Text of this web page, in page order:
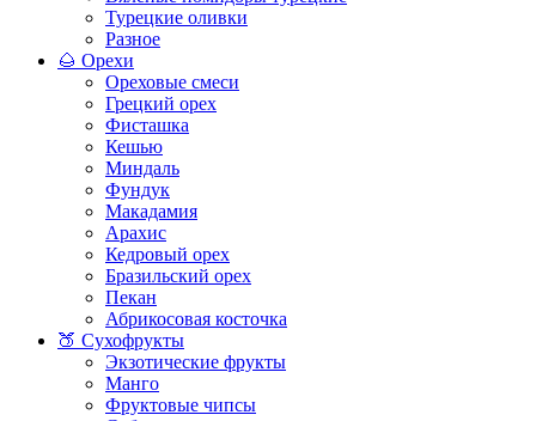
Турецкие оливки
Разное
🌰 Орехи
Ореховые смеси
Грецкий орех
Фисташка
Кешью
Миндаль
Фундук
Макадамия
Арахис
Кедровый орех
Бразильский орех
Пекан
Абрикосовая косточка
🍑 Сухофрукты
Экзотические фрукты
Манго
Фруктовые чипсы